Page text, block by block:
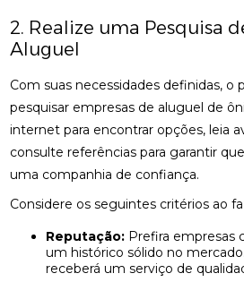
2. Realize uma Pesquisa
Aluguel
Com suas necessidades definidas, o
pesquisar empresas de aluguel de
internet para encontrar opções, leia
consulte referências para garantir
uma companhia de confiança.
Considere os seguintes critérios ao
Reputação: Prefira empresas
um histórico sólido no
receberá um serviço de